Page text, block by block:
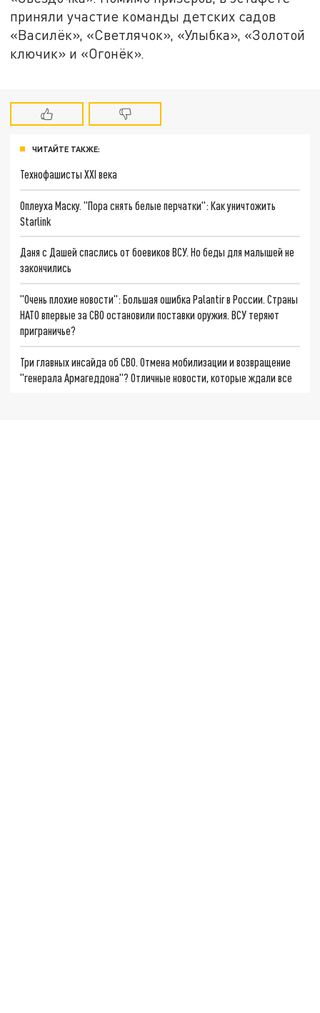
приняли участие команды детских садов
«Василёк», «Светлячок», «Улыбка», «Золотой
ключик» и «Огонёк».
ЧИТАЙТЕ ТАКЖЕ:
Технофашисты XXI века
Оплеуха Маску. "Пора снять белые перчатки": Как уничтожить
Starlink
Даня с Дашей спаслись от боевиков ВСУ. Но беды для малышей не
закончились
"Очень плохие новости": Большая ошибка Palantir в России. Страны
НАТО впервые за СВО остановили поставки оружия. ВСУ теряют
приграничье?
Три главных инсайда об СВО. Отмена мобилизации и возвращение
"генерала Армагеддона"? Отличные новости, которые ждали все